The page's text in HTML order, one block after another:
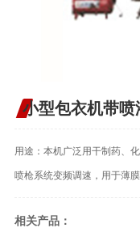
小型包衣机带喷
用途：本机广泛用干制药、
喷枪系统变频调速，用于薄
相关产品：